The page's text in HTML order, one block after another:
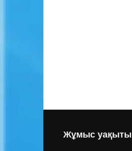
Жұмыс уақыты